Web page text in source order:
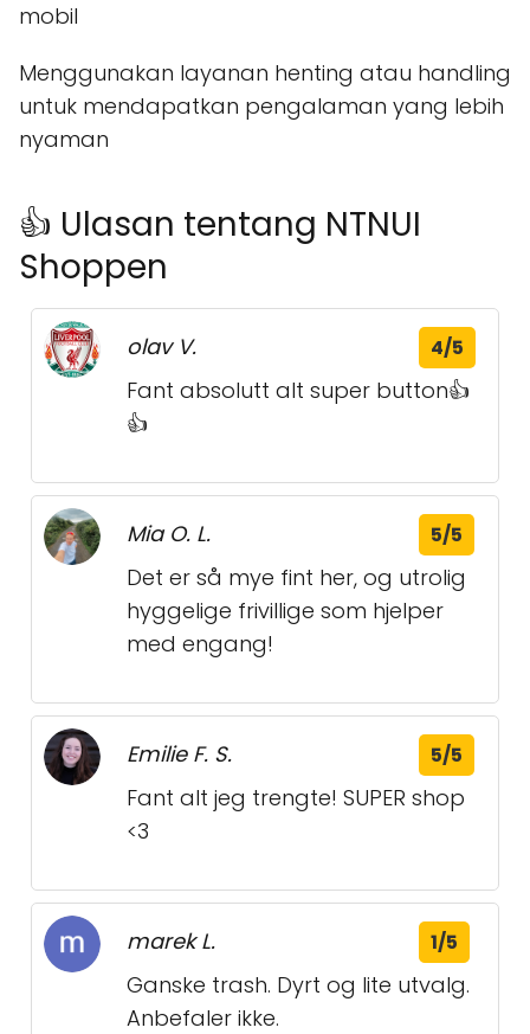
mobil
Menggunakan layanan henting atau handling
untuk mendapatkan pengalaman yang lebih
nyaman
👍 Ulasan tentang NTNUI
Shoppen
olav V. 4/5
Fant absolutt alt super button👍
👍
Mia O. L. 5/5
Det er så mye fint her, og utrolig
hyggelige frivillige som hjelper
med engang!
Emilie F. S. 5/5
Fant alt jeg trengte! SUPER shop
<3
marek L. 1/5
Ganske trash. Dyrt og lite utvalg.
Anbefaler ikke.